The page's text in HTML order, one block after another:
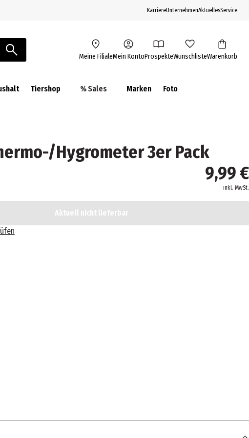
KarriereUnternehmenAktuellesService
Meine FilialeMein KontoProspekteWunschlisteWarenkorb
Tiershop % Sales Marken Foto
Hygrometer 3er Pack
9,99 €
inkl. MwSt.
Aktuell nicht lieferbar